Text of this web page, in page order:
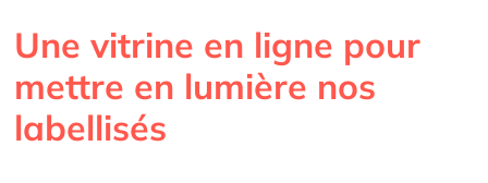
Une vitrine en ligne pour
mettre en lumière nos
labellisés